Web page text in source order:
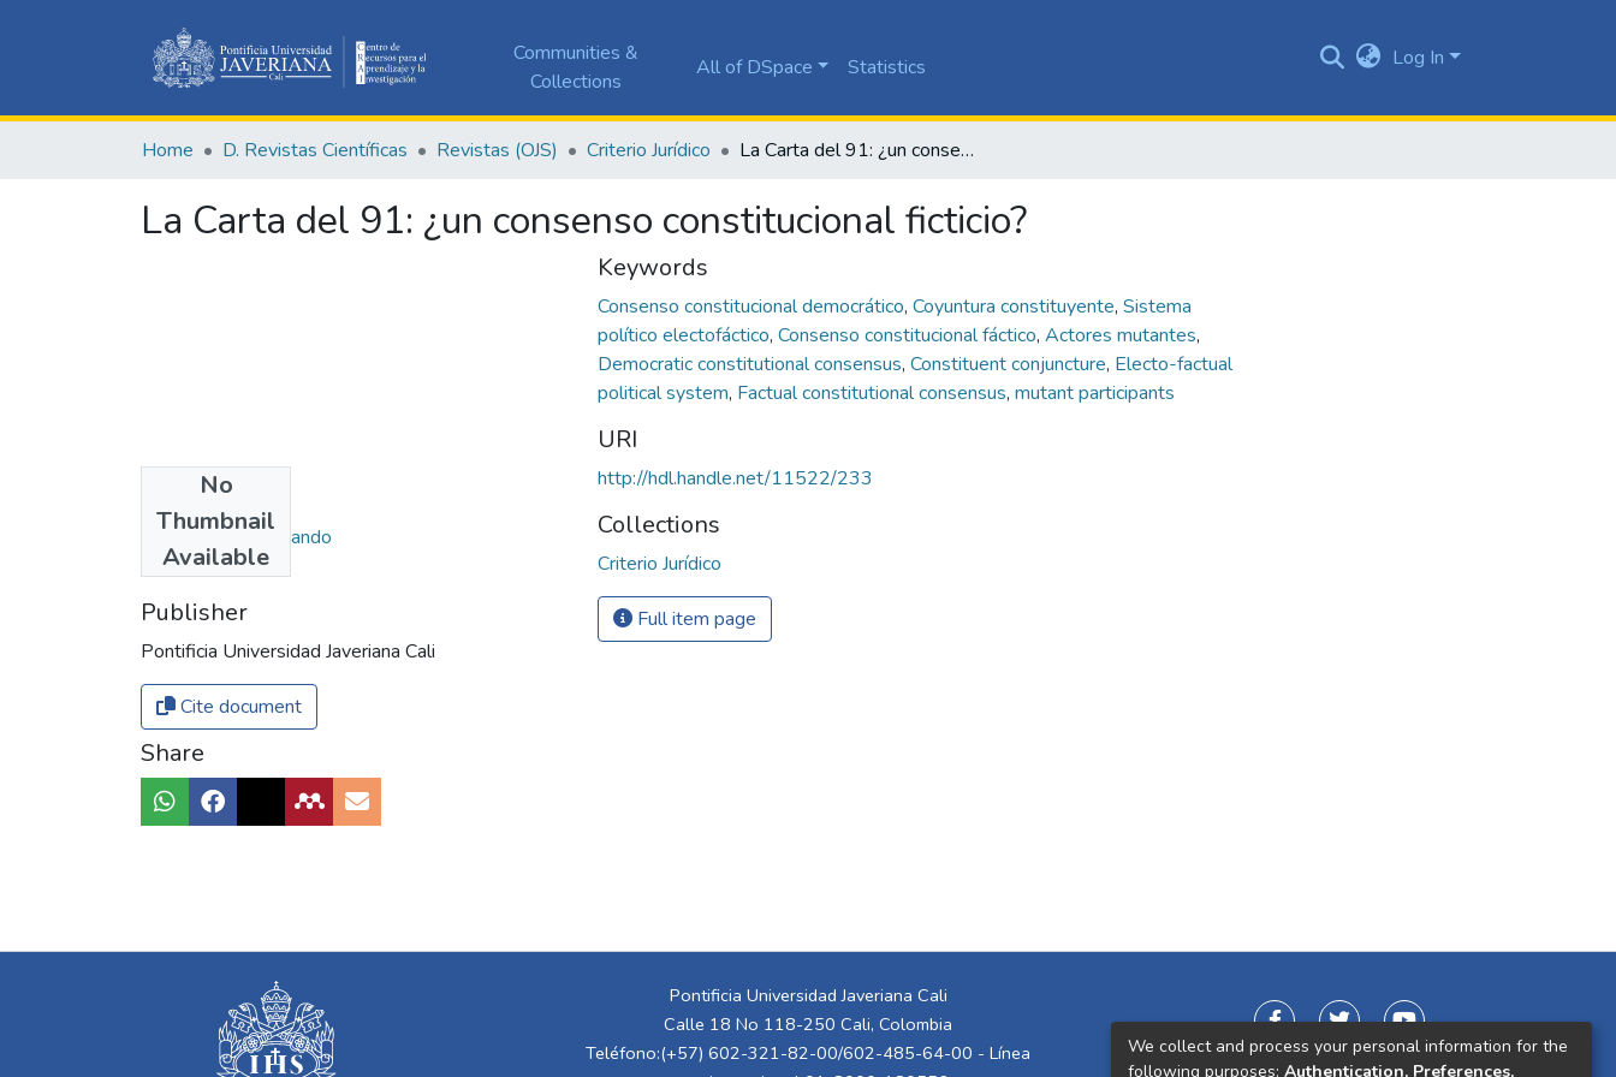
Communities &
Collections
All of DSpace Statistics Log In
Home D. Revistas Científicas Revistas (OJS) Criterio Jurídico La Carta del 91: ¿un consenso constitucional ficticio?
La Carta del 91: ¿un consenso constitucional ficticio?
No
Thumbnail
Available
Authors
Llano Ángel, Hernando
Publisher
Pontificia Universidad Javeriana Cali
Cite document
Share
Keywords
Consenso constitucional democrático, Coyuntura constituyente, Sistema
político electofáctico, Consenso constitucional fáctico, Actores mutantes,
Democratic constitutional consensus, Constituent conjuncture, Electo-factual
political system, Factual constitutional consensus, mutant participants
URI
http://hdl.handle.net/11522/233
Collections
Criterio Jurídico
Full item page
Pontificia Universidad Javeriana Cali
Calle 18 No 118-250 Cali, Colombia
Teléfono:(+57) 602-321-82-00/602-485-64-00 - Línea
We collect and process your personal information for the
following purposes: Authentication, Preferences,